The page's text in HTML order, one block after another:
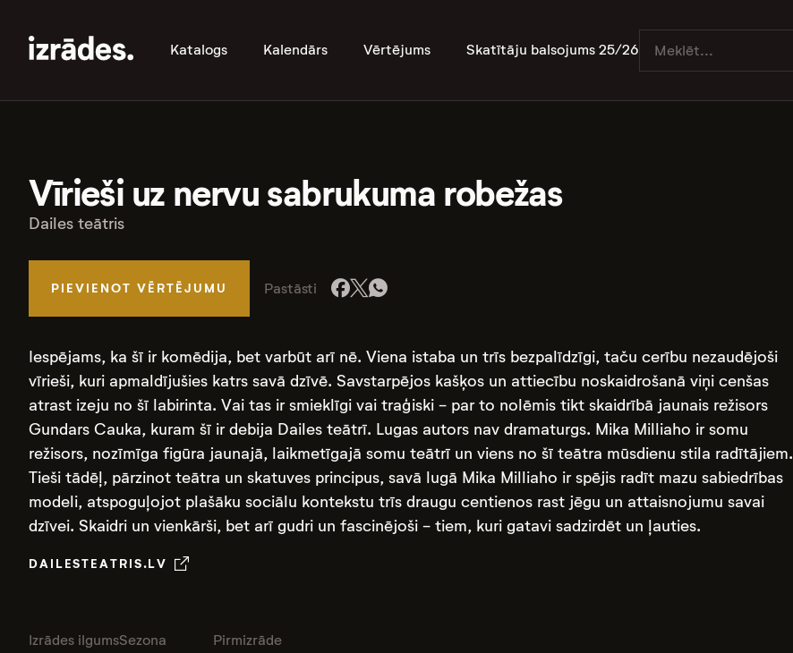
Katalogs Kalendārs Vērtējums Skatītāju balsojums 25/26
Vīrieši uz nervu sabrukuma robežas
Dailes teātris
PIEVIENOT VĒRTĒJUMU Pastāsti
Iespējams, ka šī ir komēdija, bet varbūt arī nē. Viena istaba un trīs bezpalīdzīgi, taču cerību nezaudējoši
vīrieši, kuri apmaldījušies katrs savā dzīvē. Savstarpējos kašķos un attiecību noskaidrošanā viņi cenšas
atrast izeju no šī labirinta. Vai tas ir smieklīgi vai traģiski - par to nolēmis tikt skaidrībā jaunais režisors
Gundars Cauka, kuram šī ir debija Dailes teātrī. Lugas autors nav dramaturgs. Mika Milliaho ir somu
režisors, nozīmīga figūra jaunajā, laikmetīgajā somu teātrī un viens no šī teātra mūsdienu stila radītājiem.
Tieši tādēļ, pārzinot teātra un skatuves principus, savā lugā Mika Milliaho ir spējis radīt mazu sabiedrības
modeli, atspoguļojot plašāku sociālu kontekstu trīs draugu centienos rast jēgu un attaisnojumu savai
dzīvei. Skaidri un vienkārši, bet arī gudri un fascinējoši - tiem, kuri gatavi sadzirdēt un ļauties.
DAILESTEATRIS.LV
Izrādes ilgumsSezona Pirmizrāde